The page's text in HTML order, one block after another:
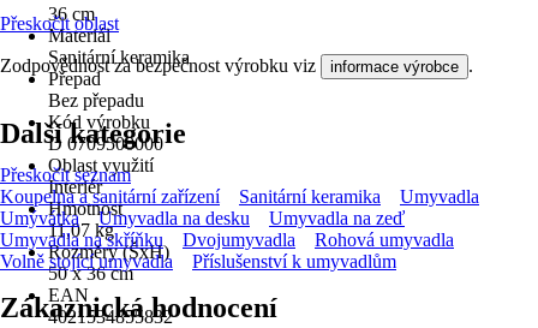
36 cm
Materiál
Sanitární keramika
Přepad
Bez přepadu
Kód výrobku
D 0709500000
Oblast využití
Interiér
Hmotnost
11,07 kg
Rozměry (ŠxH)
50 x 36 cm
EAN
4021534855832
Přeskočit oblast
Zodpovědnost za bezpečnost výrobku viz informace výrobce .
Další kategorie
Přeskočit seznam
Koupelna a sanitární zařízení
Sanitární keramika
Umyvadla
Umývátka
Umyvadla na desku
Umyvadla na zeď
Umyvadla na skříňku
Dvojumyvadla
Rohová umyvadla
Volně stojící umyvadla
Příslušenství k umyvadlům
Zákaznická hodnocení